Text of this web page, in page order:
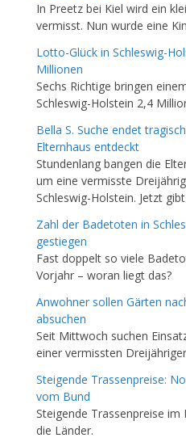
In Preetz bei Kiel wird ein
vermisst. Nun wurde eine
Lotto-Glück in Schleswig-
Millionen
Sechs Richtige bringen
Schleswig-Holstein 2,4
Bella S. Suche endet
Elternhaus entdeckt
Stundenlang bangen die
um eine vermisste
Schleswig-Holstein. Jetzt
Zahl der Badetoten in
gestiegen
Fast doppelt so viele
Vorjahr – woran liegt das?
Anwohner sollen Gärten
absuchen
Seit Mittwoch suchen
einer vermissten
Steigende Trassenpreise:
vom Bund
Steigende Trassenpreise im
die Länder.